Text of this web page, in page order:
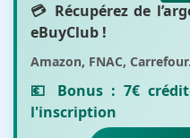
💳 Récupérez de
eBuyClub !
Amazon, FNAC,
💶 Bonus : 7€
l'inscription